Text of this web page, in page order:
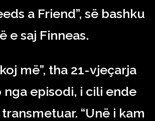
a Friend”, së bashku
e saj Finneas.
më”, tha 21-vjeçarja
nga episodi, i cili ende
“Unë i kam